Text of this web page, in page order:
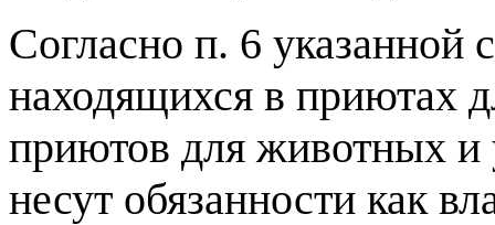
Согласно п. 6 указанной
находящихся в приютах
приютов для животных
несут обязанности как